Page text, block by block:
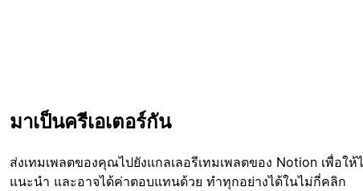
มาเป็นครีเอเตอร์กัน
ส่งเทมเพลตของคุณไปยังแกลเลอรีเทมเพลตของ Notion เพื่อให้
แนะนำ และอาจได้ค่าตอบแทนด้วย ทำทุกอย่างได้ในไม่กี่คลิก